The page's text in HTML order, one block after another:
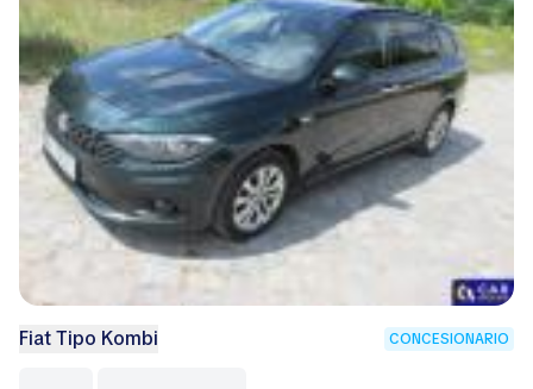
Fiat Tipo Kombi CONCESIONARIO